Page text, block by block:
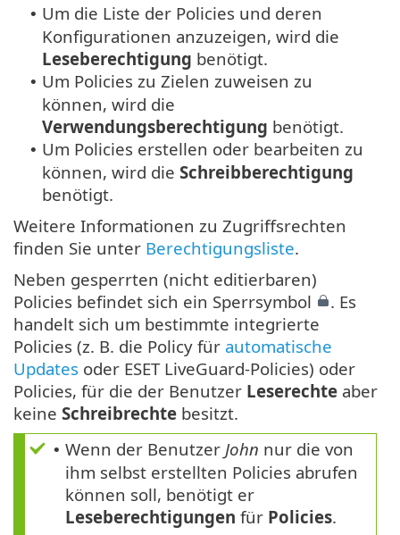
• Um die Liste der Policies und deren
Konfigurationen anzuzeigen, wird die
Leseberechtigung benötigt.
• Um Policies zu Zielen zuweisen zu
können, wird die
Verwendungsberechtigung benötigt.
• Um Policies erstellen oder bearbeiten zu
können, wird die Schreibberechtigung
benötigt.
Weitere Informationen zu Zugriffsrechten
finden Sie unter Berechtigungsliste.
Neben gesperrten (nicht editierbaren)
Policies befindet sich ein Sperrsymbol
. Es
handelt sich um bestimmte integrierte
Policies (z. B. die Policy für automatische
Updates oder ESET LiveGuard-Policies) oder
Policies, für die der Benutzer Leserechte aber
keine Schreibrechte besitzt.
• Wenn der Benutzer John nur die von
ihm selbst erstellten Policies abrufen
können soll, benötigt er
Leseberechtigungen für Policies.